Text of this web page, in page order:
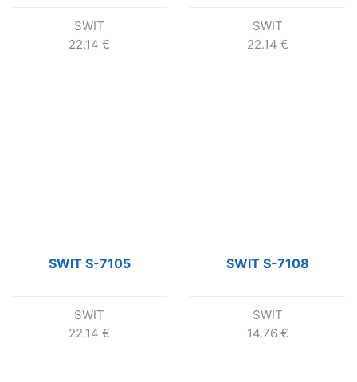
SWIT
22.14 €
SWIT
22.14 €
SWIT S-7105
SWIT
22.14 €
SWIT S-7108
SWIT
14.76 €